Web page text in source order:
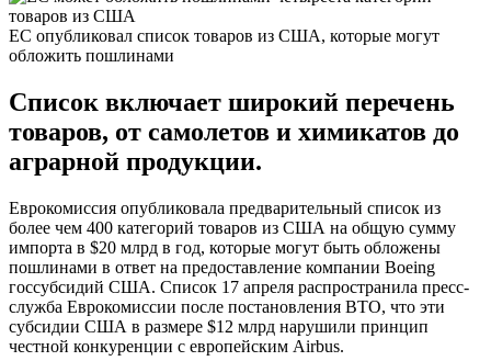
ЕС опубликовал список товаров из США, которые могут
обложить пошлинами
Список включает широкий перечень
товаров, от самолетов и химикатов до
аграрной продукции.
Еврокомиссия опубликовала предварительный список из
более чем 400 категорий товаров из США на общую сумму
импорта в $20 млрд в год, которые могут быть обложены
пошлинами в ответ на предоставление компании Boeing
госсубсидий США. Список 17 апреля распространила пресс-
служба Еврокомиссии после постановления ВТО, что эти
субсидии США в размере $12 млрд нарушили принцип
честной конкуренции с европейским Airbus.